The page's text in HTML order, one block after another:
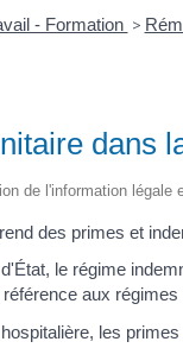
- Formation >
dans
de l'information légale
des primes et
le régime
aux
les